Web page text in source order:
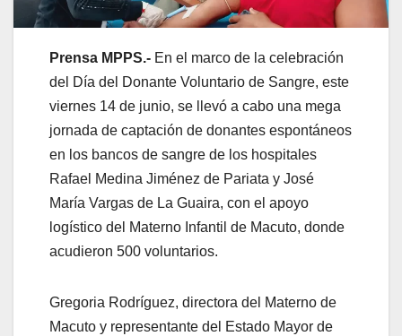
Prensa MPPS.- En el marco de la celebración
del Día del Donante Voluntario de Sangre, este
viernes 14 de junio, se llevó a cabo una mega
jornada de captación de donantes espontáneos
en los bancos de sangre de los hospitales
Rafael Medina Jiménez de Pariata y José
María Vargas de La Guaira, con el apoyo
logístico del Materno Infantil de Macuto, donde
acudieron 500 voluntarios.
Gregoria Rodríguez, directora del Materno de
Macuto y representante del Estado Mayor de